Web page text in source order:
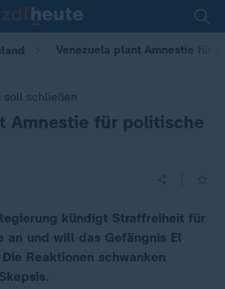
Venezuela plant Amnestie für
soll schließen
Amnestie für politische
kündigt Straffreiheit für
an und will das Gefängnis El
Reaktionen schwanken